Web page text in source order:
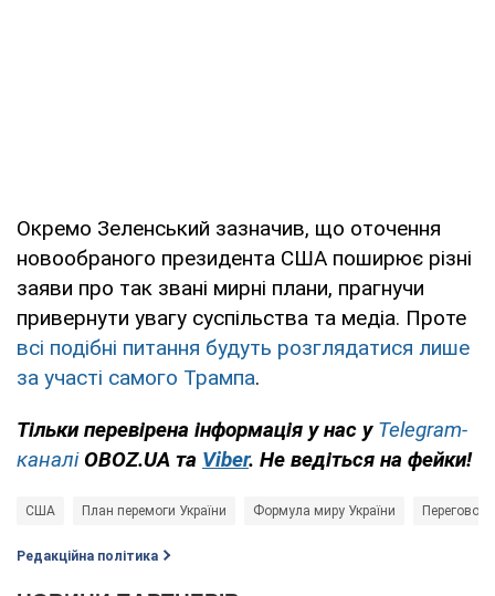
Окремо Зеленський зазначив, що оточення
новообраного президента США поширює різні
заяви про так звані мирні плани, прагнучи
привернути увагу суспільства та медіа. Проте
всі подібні питання будуть розглядатися лише
за участі самого Трампа.
Тільки перевірена інформація у нас у Telegram-
каналіOBOZ.UA та Viber. Не ведіться на фейки!
США План перемоги України Формула миру України Переговори
Редакційна політика